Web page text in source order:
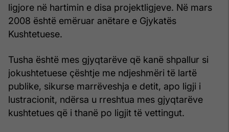
ligjore në hartimin e disa projektligjeve. Në mars
2008 është emëruar anëtare e Gjykatës
Kushtetuese.
Tusha është mes gjyqtarëve që kanë shpallur si
jokushtetuese çështje me ndjeshmëri të lartë
publike, sikurse marrëveshja e detit, apo ligji i
lustracionit, ndërsa u rreshtua mes gjyqtarëve
kushtetues që i thanë po ligjit të vettingut.